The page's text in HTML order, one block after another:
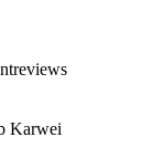
Karwei